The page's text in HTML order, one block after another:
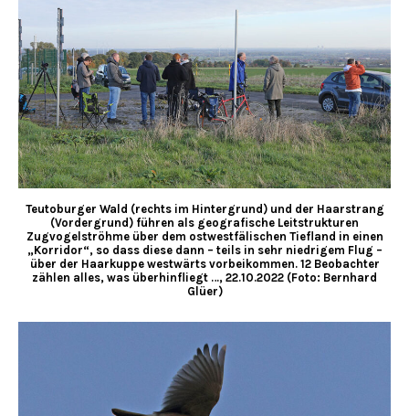
Teutoburger Wald (rechts im Hintergrund) und der Haarstrang
(Vordergrund) führen als geografische Leitstrukturen
Zugvogelströhme über dem ostwestfälischen Tiefland in einen
„Korridor“, so dass diese dann – teils in sehr niedrigem Flug –
über der Haarkuppe westwärts vorbeikommen. 12 Beobachter
zählen alles, was überhinfliegt …, 22.10.2022 (Foto: Bernhard
Glüer)